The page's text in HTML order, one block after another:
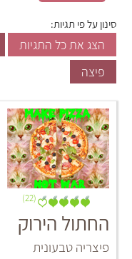
סינון על פי תגיות:
הצג את כל התגיות
פיצה
(22)
החתול הירוק
פיצריה טבעונית